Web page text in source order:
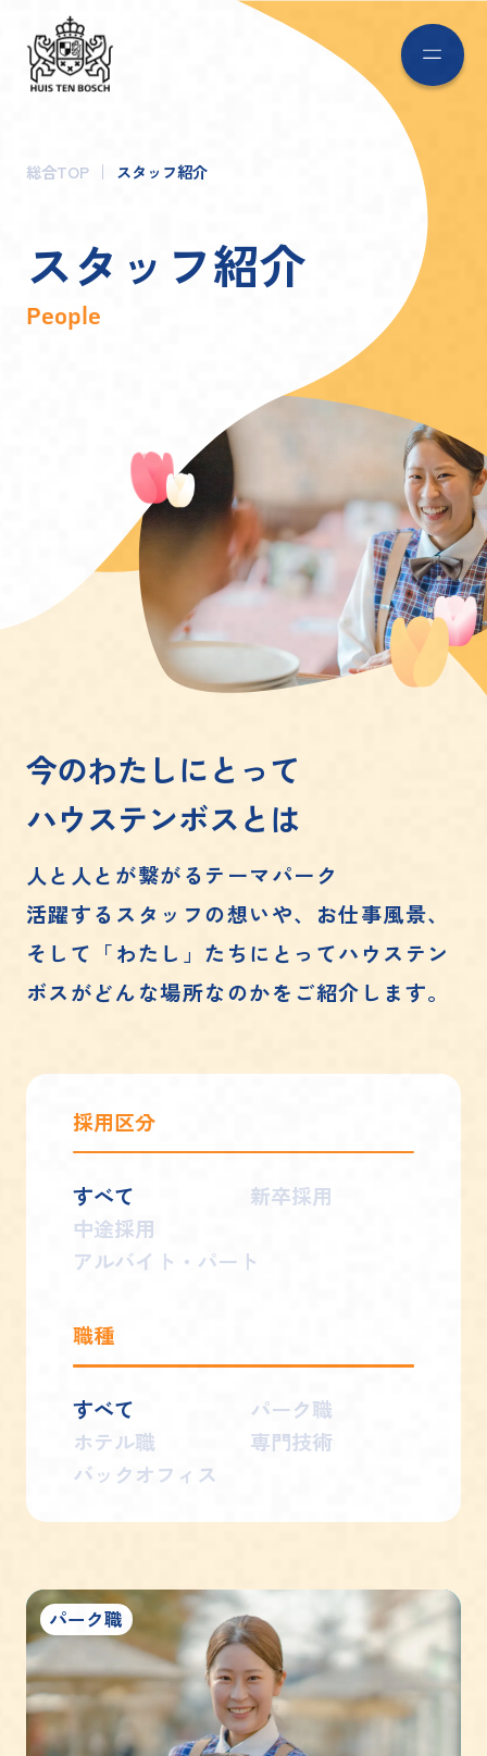
総合TOP スタッフ紹介
スタ ッ フ紹介
People
今のわたしにとって
ハウステンボスとは
人と人とが繋がるテーマパーク
活躍するスタッフの想いや、お仕事風景、
そして「わたし」たちにとってハウステン
ボスがどんな場所なのかをご紹介します。
採用区分
すべて
新卒採用
中途採用
アルバイト・パート
職種
すべて
パーク職
ホテル職
専門技術
バックオフィス
パーク職